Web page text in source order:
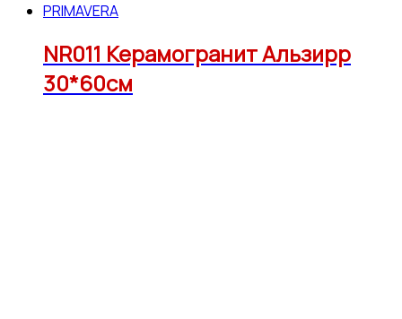
PRIMAVERA
NR011 Керамогранит Альзирр
30*60см